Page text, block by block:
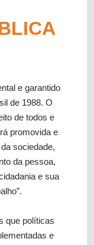
e garantido
de 1988. O
de todos e
promovida e
sociedade,
da pessoa,
e sua
que políticas
e